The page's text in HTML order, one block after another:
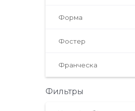
Форма
Фостер
Франческа
Фильтры